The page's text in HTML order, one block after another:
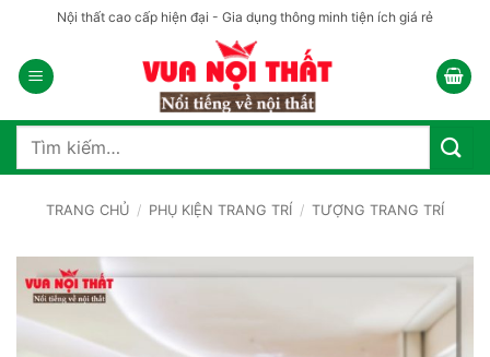
nội
dung
Nội thất cao cấp hiện đại - Gia dụng thông minh tiện ích giá rẻ
Tìm
TRANG CHỦ / PHỤ KIỆN TRANG TRÍ / TƯỢNG TRANG TRÍ